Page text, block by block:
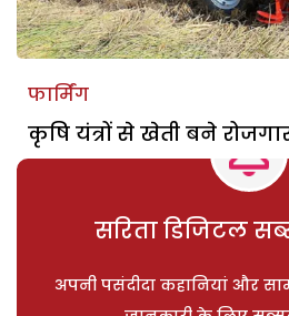
फार्मिंग
कृषि यंत्रों से खेती बने
सरिता डिजिटल
अपनी पसंदीदा कहानियां और